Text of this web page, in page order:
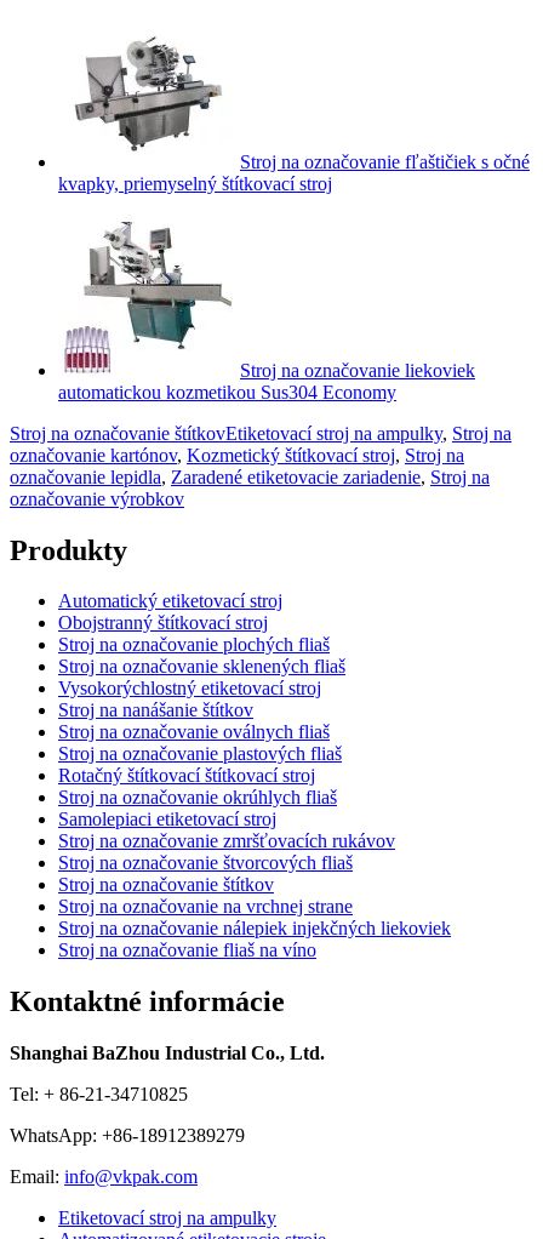
Stroj na označovanie fľaštičiek s očné
kvapky, priemyselný štítkovací stroj
Stroj na označovanie liekoviek
automatickou kozmetikou Sus304 Economy
Stroj na označovanie štítkovEtiketovací stroj na ampulky, Stroj na
označovanie kartónov, Kozmetický štítkovací stroj, Stroj na
označovanie lepidla, Zaradené etiketovacie zariadenie, Stroj na
označovanie výrobkov
Produkty
Automatický etiketovací stroj
Obojstranný štítkovací stroj
Stroj na označovanie plochých fliaš
Stroj na označovanie sklenených fliaš
Vysokorýchlostný etiketovací stroj
Stroj na nanášanie štítkov
Stroj na označovanie oválnych fliaš
Stroj na označovanie plastových fliaš
Rotačný štítkovací štítkovací stroj
Stroj na označovanie okrúhlych fliaš
Samolepiaci etiketovací stroj
Stroj na označovanie zmršťovacích rukávov
Stroj na označovanie štvorcových fliaš
Stroj na označovanie štítkov
Stroj na označovanie na vrchnej strane
Stroj na označovanie nálepiek injekčných liekoviek
Stroj na označovanie fliaš na víno
Kontaktné informácie
Shanghai BaZhou Industrial Co., Ltd.
Tel: + 86-21-34710825
WhatsApp: +86-18912389279
Email: info@vkpak.com
Etiketovací stroj na ampulky